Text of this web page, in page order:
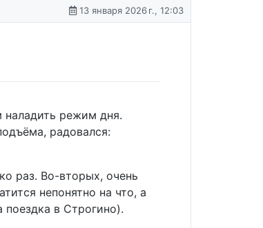
13 января 2026 г., 12:03
наладить режим дня.
радовался:
раз. Во-вторых, очень
непонятно на что, а
в Строгино).